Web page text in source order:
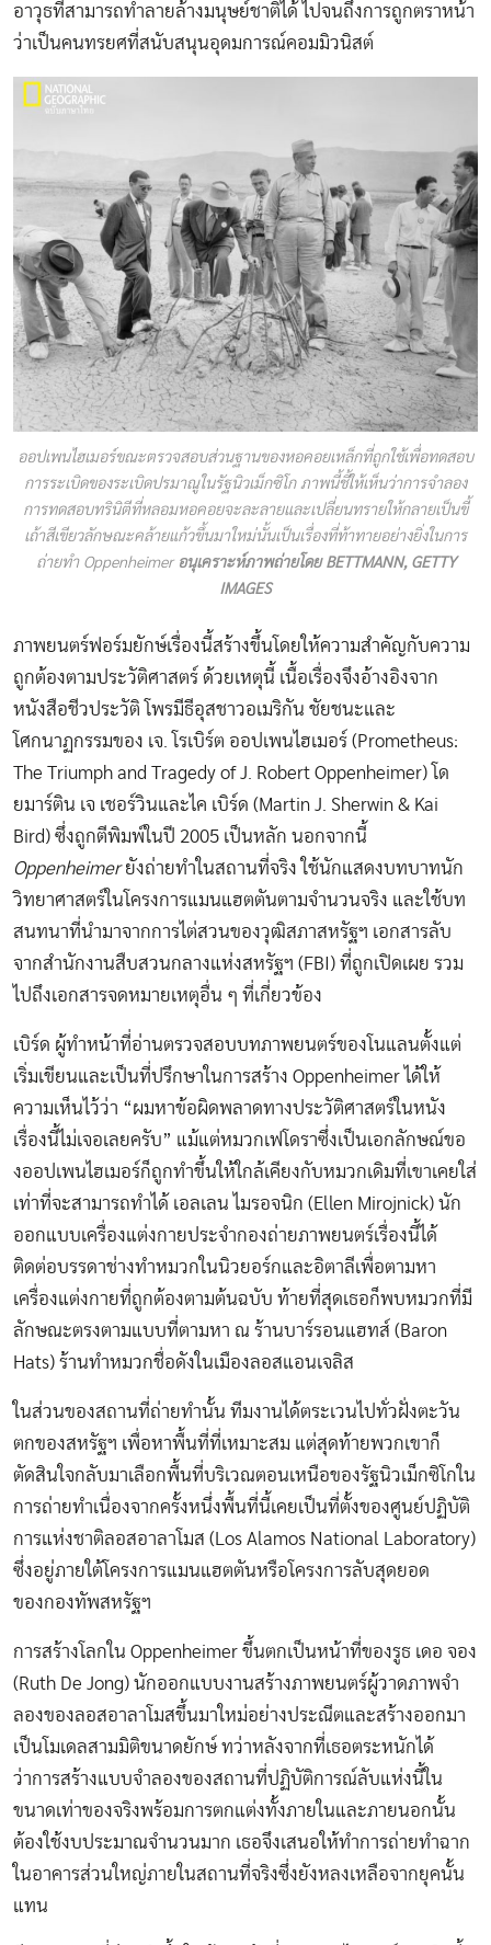
อาวุธที่สามารถทำลายล้างมนุษย์ชาติได้ ไปจนถึงการถูกตราหน้า
ว่าเป็นคนทรยศที่สนับสนุนอุดมการณ์คอมมิวนิสต์
ออปเพนไฮเมอร์ขณะตรวจสอบส่วนฐานของหอคอยเหล็กที่ถูกใช้เพื่อทดสอบ
การระเบิดของระเบิดปรมาณูในรัฐนิวเม็กซิโก ภาพนี้ชี้ให้เห็นว่าการจำลอง
การทดสอบทรินิตีที่หลอมหอคอยจะละลายและเปลี่ยนทรายให้กลายเป็นขี้
เถ้าสีเขียวลักษณะคล้ายแก้วขึ้นมาใหม่นั้นเป็นเรื่องที่ท้าทายอย่างยิ่งในการ
ถ่ายทำ Oppenheimer อนุเคราะห์ภาพถ่ายโดย BETTMANN, GETTY
IMAGES
ภาพยนตร์ฟอร์มยักษ์เรื่องนี้สร้างขึ้นโดยให้ความสำคัญกับความ
ถูกต้องตามประวัติศาสตร์ ด้วยเหตุนี้ เนื้อเรื่องจึงอ้างอิงจาก
หนังสือชีวประวัติ โพรมีธีอุสชาวอเมริกัน ชัยชนะและ
โศกนาฏกรรมของ เจ. โรเบิร์ต ออปเพนไฮเมอร์ (Prometheus:
The Triumph and Tragedy of J. Robert Oppenheimer) โด
ยมาร์ติน เจ เชอร์วินและไค เบิร์ด (Martin J. Sherwin & Kai
Bird) ซึ่งถูกตีพิมพ์ในปี 2005 เป็นหลัก นอกจากนี้
Oppenheimerยังถ่ายทำในสถานที่จริง ใช้นักแสดงบทบาทนัก
วิทยาศาสตร์ในโครงการแมนแฮตตันตามจำนวนจริง และใช้บท
สนทนาที่นำมาจากการไต่สวนของวุฒิสภาสหรัฐฯ เอกสารลับ
จากสำนักงานสืบสวนกลางแห่งสหรัฐฯ (FBI) ที่ถูกเปิดเผย รวม
ไปถึงเอกสารจดหมายเหตุอื่น ๆ ที่เกี่ยวข้อง
เบิร์ด ผู้ทำหน้าที่อ่านตรวจสอบบทภาพยนตร์ของโนแลนตั้งแต่
เริ่มเขียนและเป็นที่ปรึกษาในการสร้าง Oppenheimer ได้ให้
ความเห็นไว้ว่า “ผมหาข้อผิดพลาดทางประวัติศาสตร์ในหนัง
เรื่องนี้ไม่เจอเลยครับ” แม้แต่หมวกเฟโดราซึ่งเป็นเอกลักษณ์ขอ
งออปเพนไฮเมอร์ก็ถูกทำขึ้นให้ใกล้เคียงกับหมวกเดิมที่เขาเคยใส่
เท่าที่จะสามารถทำได้ เอลเลน ไมรอจนิก (Ellen Mirojnick) นัก
ออกแบบเครื่องแต่งกายประจำกองถ่ายภาพยนตร์เรื่องนี้ได้
ติดต่อบรรดาช่างทำหมวกในนิวยอร์กและอิตาลีเพื่อตามหา
เครื่องแต่งกายที่ถูกต้องตามต้นฉบับ ท้ายที่สุดเธอก็พบหมวกที่มี
ลักษณะตรงตามแบบที่ตามหา ณ ร้านบาร์รอนแฮทส์ (Baron
Hats) ร้านทำหมวกชื่อดังในเมืองลอสแอนเจลิส
ในส่วนของสถานที่ถ่ายทำนั้น ทีมงานได้ตระเวนไปทั่วฝั่งตะวัน
ตกของสหรัฐฯ เพื่อหาพื้นที่ที่เหมาะสม แต่สุดท้ายพวกเขาก็
ตัดสินใจกลับมาเลือกพื้นที่บริเวณตอนเหนือของรัฐนิวเม็กซิโกใน
การถ่ายทำเนื่องจากครั้งหนึ่งพื้นที่นี้เคยเป็นที่ตั้งของศูนย์ปฏิบัติ
การแห่งชาติลอสอาลาโมส (Los Alamos National Laboratory)
ซึ่งอยู่ภายใต้โครงการแมนแฮตตันหรือโครงการลับสุดยอด
ของกองทัพสหรัฐฯ
การสร้างโลกใน Oppenheimer ขึ้นตกเป็นหน้าที่ของรูธ เดอ จอง
(Ruth De Jong) นักออกแบบงานสร้างภาพยนตร์ผู้วาดภาพจำ
ลองของลอสอาลาโมสขึ้นมาใหม่อย่างประณีตและสร้างออกมา
เป็นโมเดลสามมิติขนาดยักษ์ ทว่าหลังจากที่เธอตระหนักได้
ว่าการสร้างแบบจำลองของสถานที่ปฏิบัติการณ์ลับแห่งนี้ใน
ขนาดเท่าของจริงพร้อมการตกแต่งทั้งภายในและภายนอกนั้น
ต้องใช้งบประมาณจำนวนมาก เธอจึงเสนอให้ทำการถ่ายทำฉาก
ในอาคารส่วนใหญ่ภายในสถานที่จริงซึ่งยังหลงเหลือจากยุคนั้น
แทน